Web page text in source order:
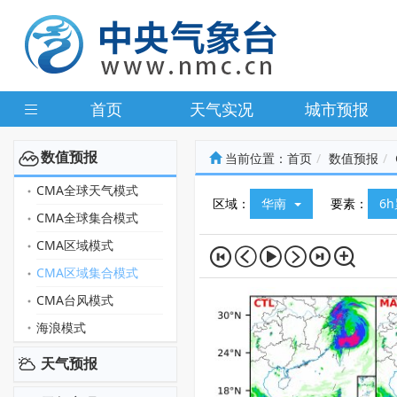
首页 天气实况 城市预报
数值预报
CMA全球天气模式
CMA全球集合模式
CMA区域模式
CMA区域集合模式
CMA台风模式
海浪模式
天气预报
当前位置： 首页 数值预报
区域： 华南 要素： 6h